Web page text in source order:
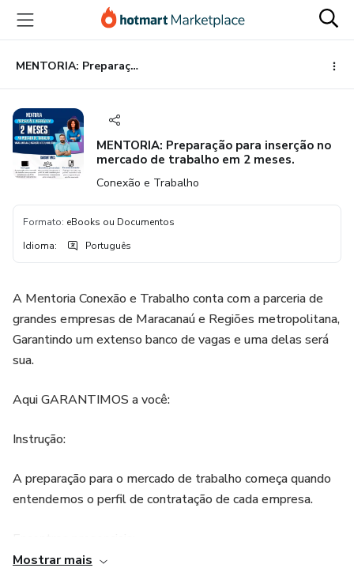
para
conteúdo
principal
para
pagamento
para
rodapé
MENTORIA: Preparação para inserção no mercado de trabalho em 2 meses.
MENTORIA: Preparação para inserção no
mercado de trabalho em 2 meses.
Conexão e Trabalho
Formato: eBooks ou Documentos
Idioma: Português
A Mentoria Conexão e Trabalho conta com a parceria de
grandes empresas de Maracanaú e Regiões metropolitana,
Garantindo um extenso banco de vagas e uma delas será
sua.
Aqui GARANTIMOS a você:
Instrução:
A preparação para o mercado de trabalho começa quando
entendemos o perfil de contratação de cada empresa.
Mostrar mais